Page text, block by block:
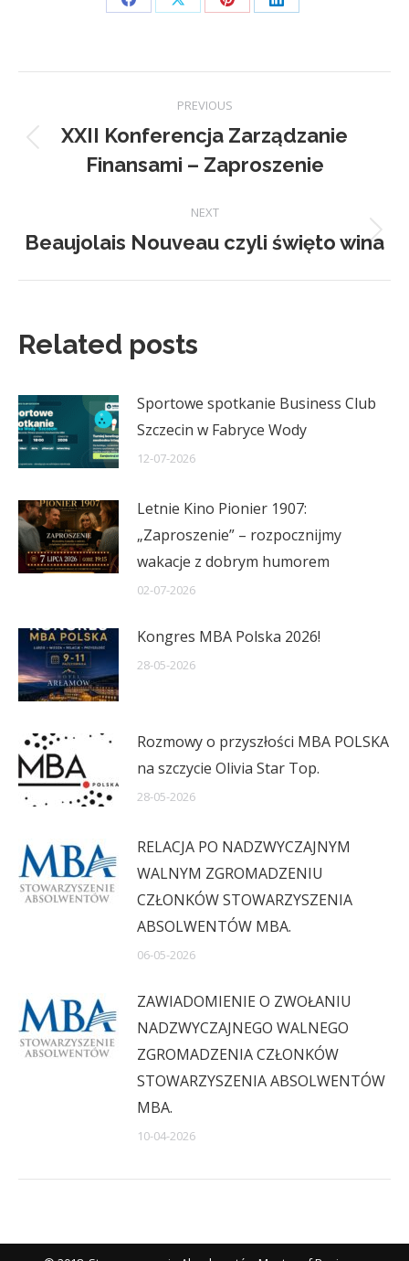
Share
Facebook
Share
X
Share
Pinterest
Share
LinkedIn
navigation
PREVIOUS
Previous
post:
XXII Konferencja Zarządzanie
Finansami – Zaproszenie
NEXT
Next
Beaujolais Nouveau czyli święto wina
Related posts
Sportowe spotkanie Business Club
Szczecin w Fabryce Wody
12-07-2026
Letnie Kino Pionier 1907:
„Zaproszenie” – rozpocznijmy
wakacje z dobrym humorem
02-07-2026
Kongres MBA Polska 2026!
28-05-2026
Rozmowy o przyszłości MBA POLSKA
na szczycie Olivia Star Top.
28-05-2026
RELACJA PO NADZWYCZAJNYM
WALNYM ZGROMADZENIU
CZŁONKÓW STOWARZYSZENIA
ABSOLWENTÓW MBA.
06-05-2026
ZAWIADOMIENIE O ZWOŁANIU
NADZWYCZAJNEGO WALNEGO
ZGROMADZENIA CZŁONKÓW
STOWARZYSZENIA ABSOLWENTÓW
MBA.
10-04-2026